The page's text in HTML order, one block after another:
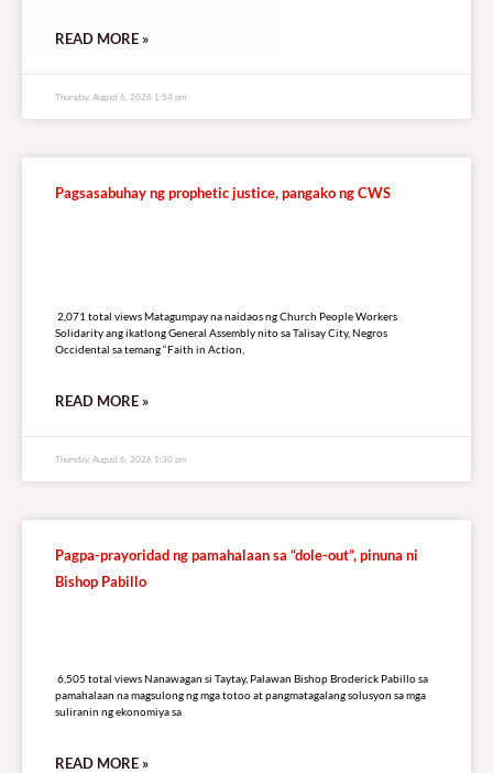
READ MORE »
Thursday, August 6, 2026 1:54 pm
Pagsasabuhay ng prophetic justice, pangako ng CWS
2,071 total views Matagumpay na naidaos ng Church People Workers
Solidarity ang ikatlong General Assembly nito sa Talisay City, Negros
Occidental sa temang “Faith in Action,
READ MORE »
Thursday, August 6, 2026 1:30 pm
Pagpa-prayoridad ng pamahalaan sa “dole-out”, pinuna ni
Bishop Pabillo
6,505 total views Nanawagan si Taytay, Palawan Bishop Broderick Pabillo sa
pamahalaan na magsulong ng mga totoo at pangmatagalang solusyon sa mga
suliranin ng ekonomiya sa
READ MORE »